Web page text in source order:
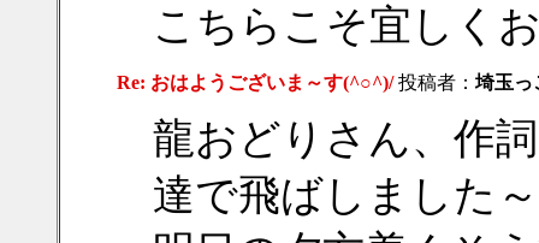
こちらこそ宜しく
Re: おはようございま～す(^○^)/投稿者： 埼玉っ
龍おどりさん、作
達で飛ばしました～